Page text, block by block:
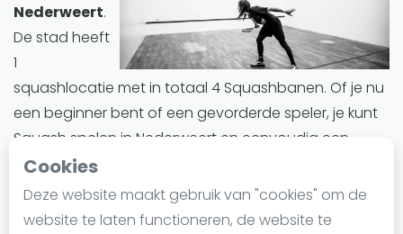
Cookies
Deze website maakt gebruik van "cookies" om de
website te laten functioneren, de website te
Laatste
SBN Eredivisie
Agenda
Squash
Nederweert.
De stad heeft
1
squashlocatie met in totaal 4 Squashbanen. Of je nu
een beginner bent of een gevorderde speler, je kunt
Squash spelen in Nederweert en eenvoudig een
baan reserveren.
Nederweert biedt een divers aanbod aan